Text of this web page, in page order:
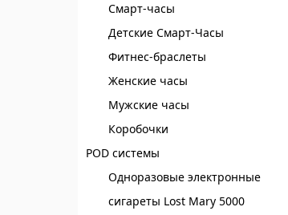
Смарт-часы
Детские Смарт-Часы
Фитнес-браслеты
Женские часы
Мужские часы
Коробочки
POD системы
Одноразовые электронные
сигареты Lost Mary 5000